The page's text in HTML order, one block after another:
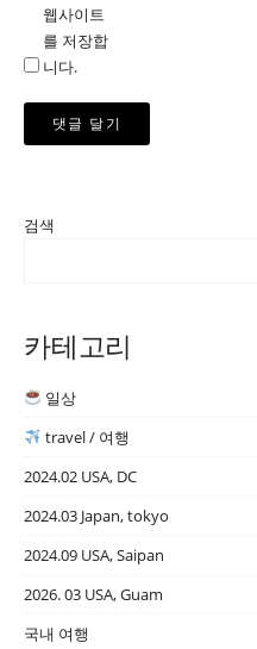
웹사이트
를 저장합
니다.
검색
카테고리
일상
travel / 여행
2024.02 USA, DC
2024.03 Japan, tokyo
2024.09 USA, Saipan
2026. 03 USA, Guam
국내 여행